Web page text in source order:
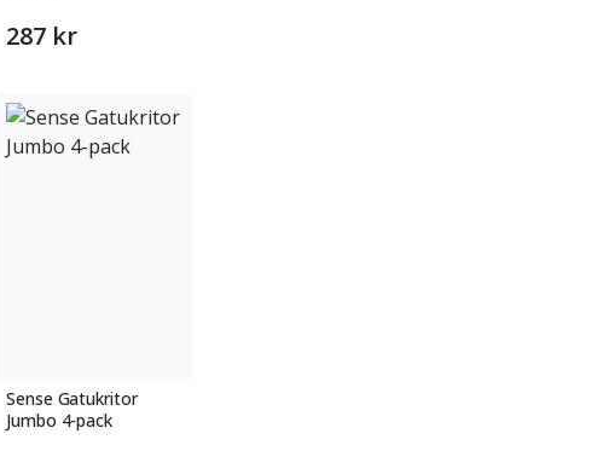
287 kr
Sense Gatukritor
Jumbo 4-pack